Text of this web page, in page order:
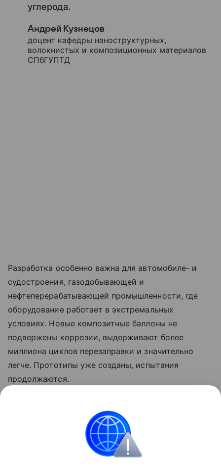
углерода.
Андрей Кузнецов
доцент кафедры наноструктурных,
волокнистых и композиционных материалов
СПбГУПТД
Разработка особенно важна для автомобиле- и
судостроения, газодобывающей и
нефтеперерабатывающей промышленности, где
оборудование работает в экстремальных
условиях. Новые композитные баллоны не
подвержены коррозии, выдерживают более
миллиона циклов перезаправки и значительно
легче. Прототипы уже созданы, испытания
продолжаются.
петербургские ученые разработали умный
термоконтейнер для грузоперевозок.